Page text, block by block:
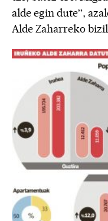
alde egin dute”,
Alde Zaharreko